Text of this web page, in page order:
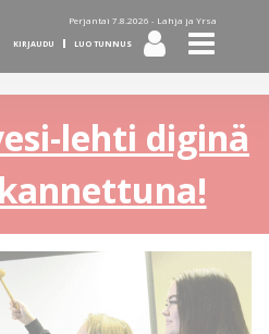
Perjantai 7.8.2026 - Lahja ja Yrsa
KIRJAUDU LUO TUNNUS
lehti diginä